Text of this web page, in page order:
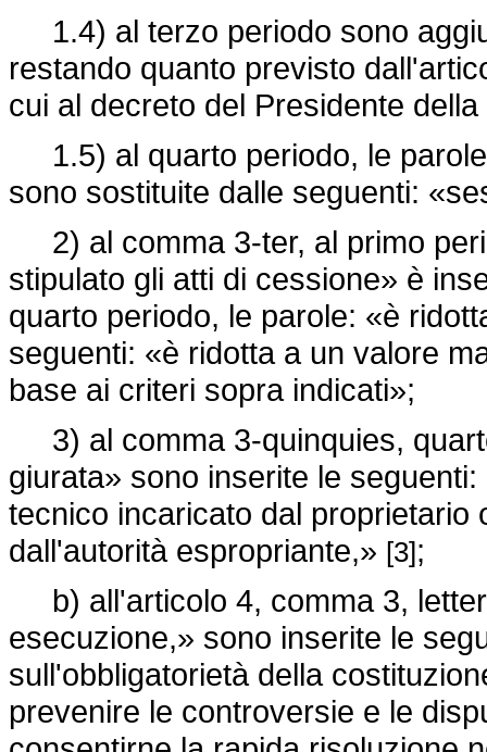
1.4) al terzo periodo sono
restando quanto previsto
cui al decreto del Presidente
1.5) al quarto periodo, le
sono sostituite dalle seguenti:
2) al comma 3-ter, al primo
stipulato gli atti di cessione» è
quarto periodo, le parole: «è
seguenti: «è ridotta a un valore
base ai criteri sopra indicati»;
3) al comma 3-quinquies,
giurata» sono inserite le
tecnico incaricato dal proprietario
dall'autorità espropriante,» [3];
b) all'articolo 4, comma 3,
esecuzione,» sono inserite le
sull'obbligatorietà della
prevenire le controversie e le